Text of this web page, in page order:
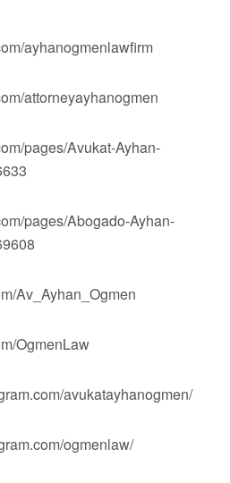
ayhanogmenlawfirm
attorneyayhanogmen
pages/Avukat-Ayhan-
pages/Abogado-Ayhan-
Av_Ayhan_Ogmen
OgmenLaw
avukatayhanogmen/
ogmenlaw/